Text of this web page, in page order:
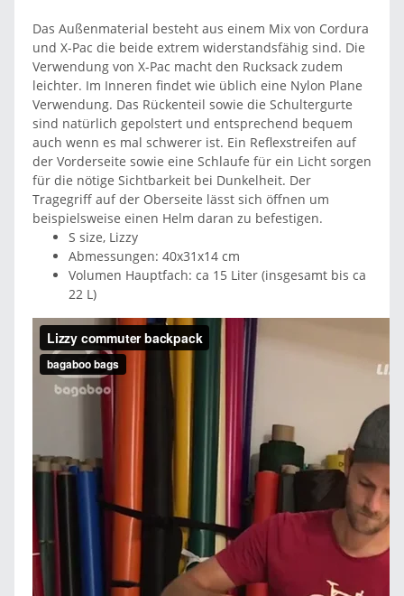
Das Außenmaterial besteht aus einem Mix von Cordura
und X-Pac die beide extrem widerstandsfähig sind. Die
Verwendung von X-Pac macht den Rucksack zudem
leichter. Im Inneren findet wie üblich eine Nylon Plane
Verwendung. Das Rückenteil sowie die Schultergurte
sind natürlich gepolstert und entsprechend bequem
auch wenn es mal schwerer ist. Ein Reflexstreifen auf
der Vorderseite sowie eine Schlaufe für ein Licht sorgen
für die nötige Sichtbarkeit bei Dunkelheit. Der
Tragegriff auf der Oberseite lässt sich öffnen um
beispielsweise einen Helm daran zu befestigen.
S size, Lizzy
Abmessungen: 40x31x14 cm
Volumen Hauptfach: ca 15 Liter (insgesamt bis ca
22 L)